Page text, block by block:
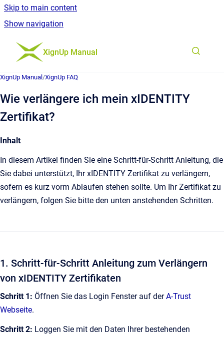
Skip to main content
Show navigation
Go to homepage
XignUp Manual
XignUp Manual /XignUp FAQ
Wie verlängere ich mein xIDENTITY
Zertifikat?
Inhalt
In diesem Artikel finden Sie eine Schritt-für-Schritt Anleitung, die
Sie dabei unterstützt, Ihr xIDENTITY Zertifikat zu verlängern,
sofern es kurz vorm Ablaufen stehen sollte. Um Ihr Zertifikat zu
verlängern, folgen Sie bitte den unten anstehenden Schritten.
1. Schritt-für-Schritt Anleitung zum Verlängern
von xIDENTITY Zertifikaten
Schritt 1: Öffnen Sie das Login Fenster auf derA-Trust
Webseite.
Schritt 2: Loggen Sie mit den Daten Ihrer bestehenden